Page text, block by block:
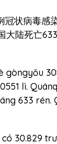
状病毒感
大陆死亡
gòngyǒu
lì.
633 rén.
30.829